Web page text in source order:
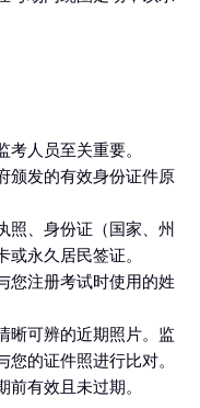
人员至关重要。
颁发的有效身份证件原
照、身份证（国家、州
永久居民签证。
您注册考试时使用的姓
晰可辨的近期照片。监
的证件照进行比对。
有效且未过期。